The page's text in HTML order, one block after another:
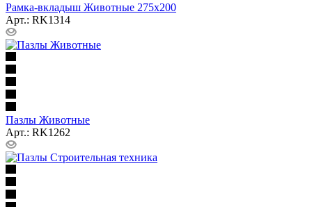
Рамка-вкладыш Животные 275х200
Арт.: RK1314
Пазлы Животные
Арт.: RK1262